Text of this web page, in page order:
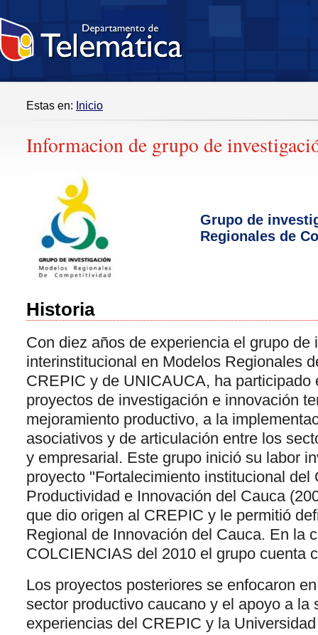
Estas en: Inicio
Informacion de grupo de
Grupo de
Regionales de
Historia
Con diez años de experiencia el grupo de
interinstitucional en Modelos Regionales
CREPIC y de UNICAUCA, ha participado
proyectos de investigación e innovación
mejoramiento productivo, a la
asociativos y de articulación entre los
y empresarial. Este grupo inició su labor
proyecto "Fortalecimiento institucional del
Productividad e Innovación del Cauca
que dio origen al CREPIC y le permitió
Regional de Innovación del Cauca. En la
COLCIENCIAS del 2010 el grupo cuenta
Los proyectos posteriores se enfocaron
sector productivo caucano y el apoyo a la
experiencias del CREPIC y la